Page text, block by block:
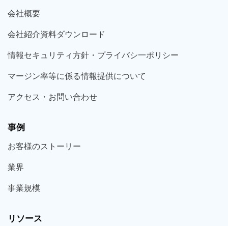
会社概要
会社紹介資料ダウンロード
情報セキュリティ方針・プライバシ一ポリシー
マージン率等に係る情報提供について
アクセス・お問い合わせ
事例
お客様のストーリー
業界
事業規模
リソース